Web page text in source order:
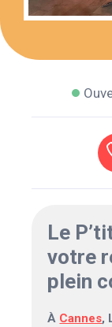
Le
votre
plein
À Cannes,